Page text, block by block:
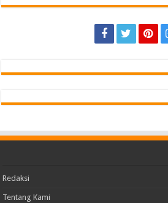
Redaksi
Tentang Kami